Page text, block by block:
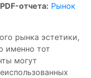
отчета: Рынок
рынка эстетики,
именно тот
могут